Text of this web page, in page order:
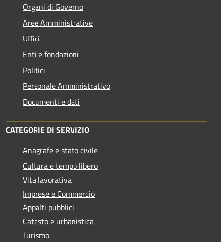
Organi di Governo
Aree Amministrative
Uffici
Enti e fondazioni
Politici
Personale Amministrativo
Documenti e dati
CATEGORIE DI SERVIZIO
Anagrafe e stato civile
Cultura e tempo libero
Vita lavorativa
Imprese e Commercio
Appalti pubblici
Catasto e urbanistica
Turismo